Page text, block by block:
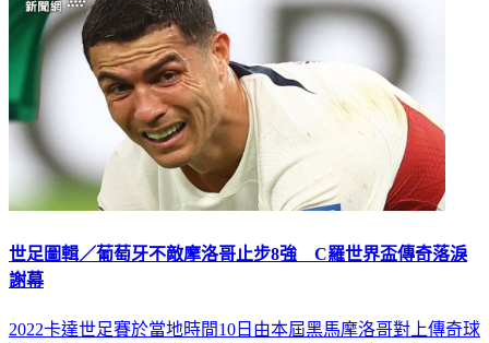
世足圖輯／葡萄牙不敵摩洛哥止步8強 C羅世界盃傳奇落淚
謝幕
2022卡達世足賽於當地時間10日由本屆黑馬摩洛哥對上傳奇球